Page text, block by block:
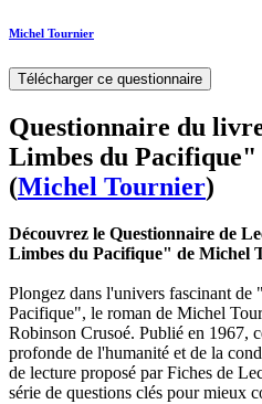
Michel Tournier
Télécharger ce questionnaire
Questionnaire du
Limbes du Pacifique"
(Michel Tournier)
Découvrez le Questionnaire de
Limbes du Pacifique" de Michel
Plongez dans l'univers fascinant de
Pacifique", le roman de Michel
Robinson Crusoé. Publié en 1967,
profonde de l'humanité et de la
de lecture proposé par Fiches de
série de questions clés pour mieux